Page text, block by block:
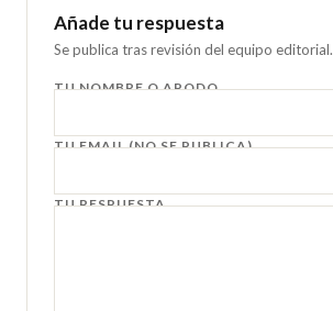
Añade tu respuesta
Se publica tras revisión del equipo editorial.
TU NOMBRE O APODO
TU EMAIL (NO SE PUBLICA)
TU RESPUESTA